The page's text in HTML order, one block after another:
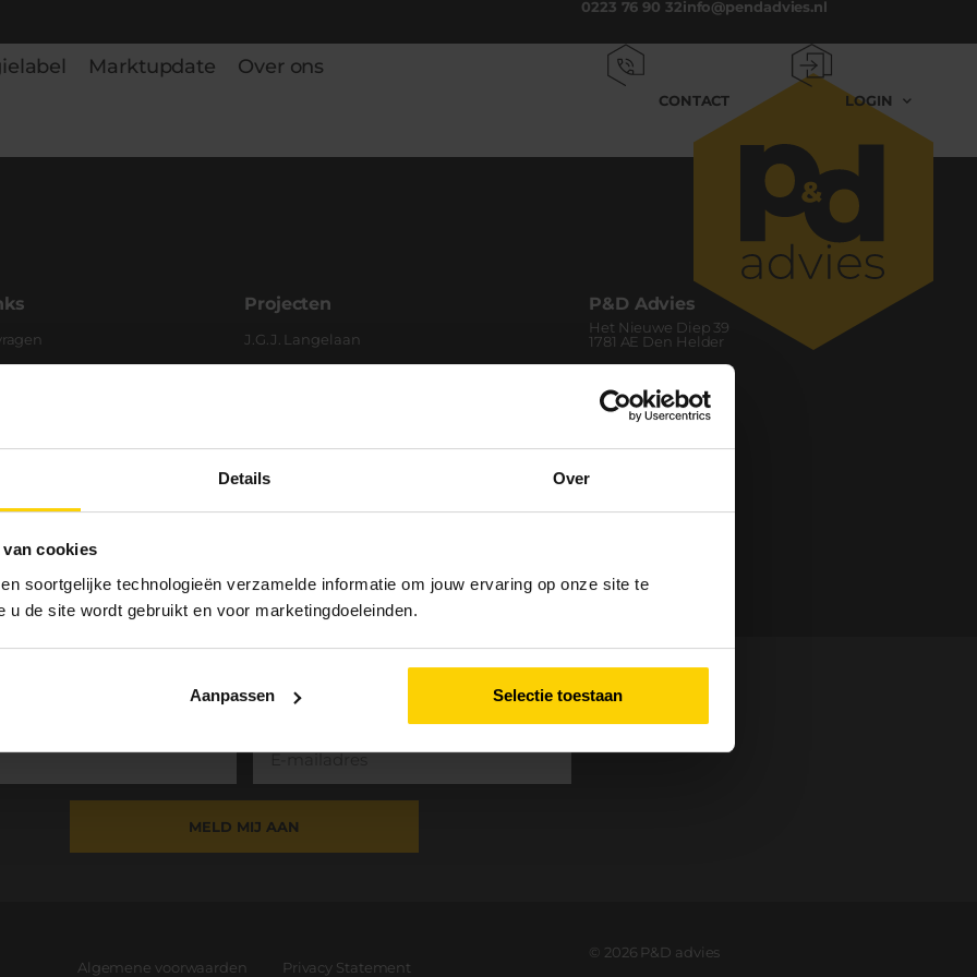
Details Over
cookies
soortgelijke technologieën verzamelde informatie om jouw ervaring op onze site te
u de site wordt gebruikt en voor marketingdoeleinden.
Aanpassen Selectie toestaan
0223 76 90 32info@pendadvies.nl
Marktupdate Over ons
CONTACT LOGIN
Projecten
J.G.J. Langelaan
Koepel Haarlem
P&D Advies
Het Nieuwe Diep 39
1781 AE Den Helder
0223 76 90 32
info@pendadvies.nl
Aanmelden nieuwsbrief
MELD MIJ AAN
Algemene voorwaarden Privacy Statement
© 2026 P&D advies